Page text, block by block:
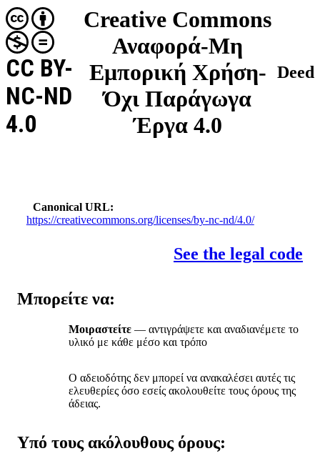
Creative Commons
Αναφορά-Μη
Εμπορική Χρήση-
Όχι Παράγωγα
Έργα 4.0
CC BY-
NC-ND
4.0
Deed
Canonical URL
https://creativecommons.org/licenses/by-nc-nd/4.0/
See the legal code
Μπορείτε να:
Μοιραστείτε — αντιγράψετε και αναδιανέμετε το
υλικό με κάθε μέσο και τρόπο
Ο αδειοδότης δεν μπορεί να ανακαλέσει αυτές τις
ελευθερίες όσο εσείς ακολουθείτε τους όρους της
άδειας.
Υπό τους ακόλουθους όρους: